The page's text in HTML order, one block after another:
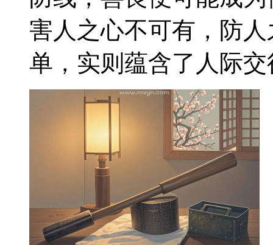
害人之心不可有，防
单，实则蕴含了人际